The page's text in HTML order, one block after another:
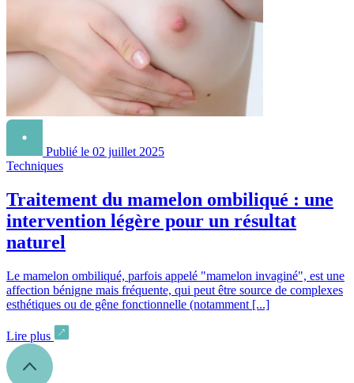
Publié le 02 juillet 2025
Techniques
Traitement du mamelon ombiliqué : une
intervention légère pour un résultat
naturel
Le mamelon ombiliqué, parfois appelé "mamelon invaginé", est une
affection bénigne mais fréquente, qui peut être source de complexes
esthétiques ou de gêne fonctionnelle (notamment [...]
Lire plus